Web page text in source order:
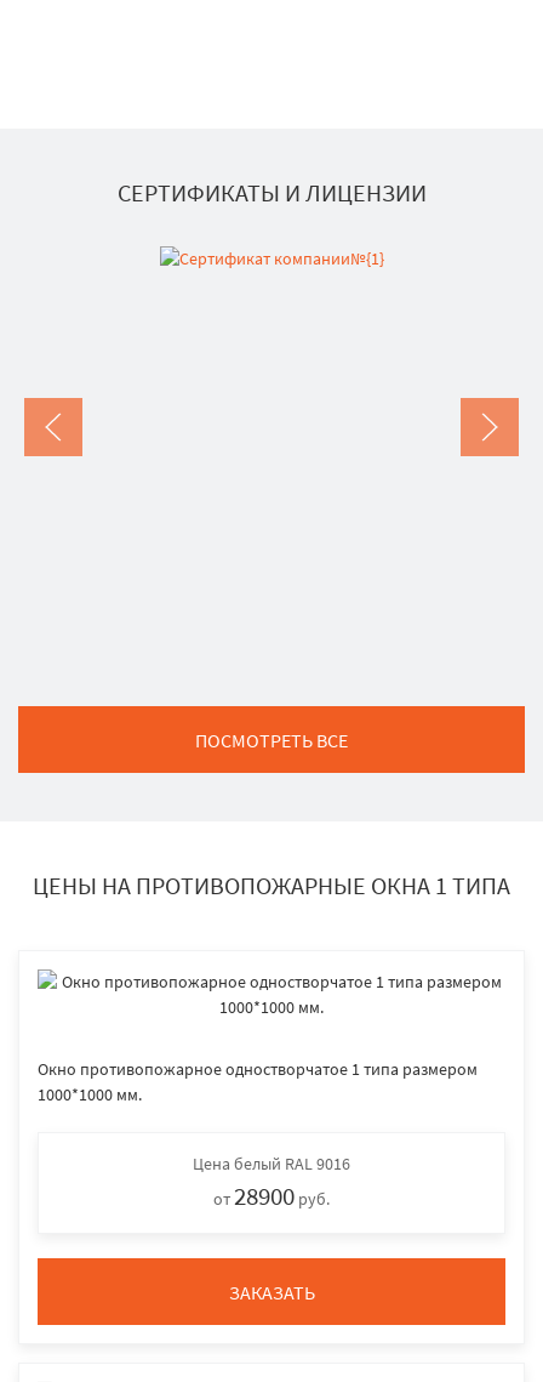
СЕРТИФИКАТЫ И ЛИЦЕНЗИИ
ПОСМОТРЕТЬ ВСЕ
ЦЕНЫ НА ПРОТИВОПОЖАРНЫЕ ОКНА 1 ТИПА
Окно противопожарное одностворчатое 1 типа размером
1000*1000 мм.
Цена белый RAL 9016
от28900 руб.
ЗАКАЗАТЬ